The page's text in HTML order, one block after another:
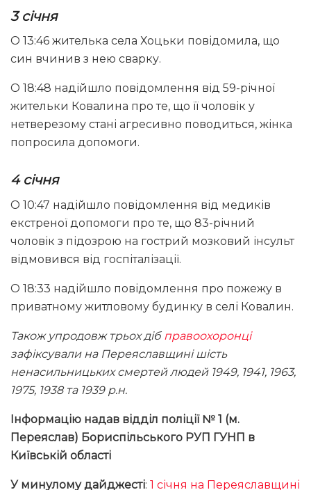
3 січня
О 13:46 жителька села Хоцьки повідомила, що
син вчинив з нею сварку.
О 18:48 надійшло повідомлення від 59-річної
жительки Ковалина про те, що її чоловік у
нетверезому стані агресивно поводиться, жінка
попросила допомоги.
4 січня
О 10:47 надійшло повідомлення від медиків
екстреної допомоги про те, що 83-річний
чоловік з підозрою на гострий мозковий інсульт
відмовився від госпіталізації.
О 18:33 надійшло повідомлення про пожежу в
приватному житловому будинку в селі Ковалин.
Також упродовж трьох діб правоохоронці
зафіксували на Переяславщині шість
ненасильницьких смертей людей 1949, 1941, 1963,
1975, 1938 та 1939 р.н.
Інформацію надав відділ поліції № 1 (м.
Переяслав) Бориспільського РУП ГУНП в
Київській області
У минулому дайджесті: 1 січня на Переяславщині